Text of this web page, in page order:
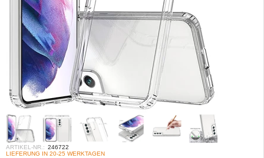
ARTIKEL-NR.: 246722
LIEFERUNG IN 20-25 WERKTAGEN